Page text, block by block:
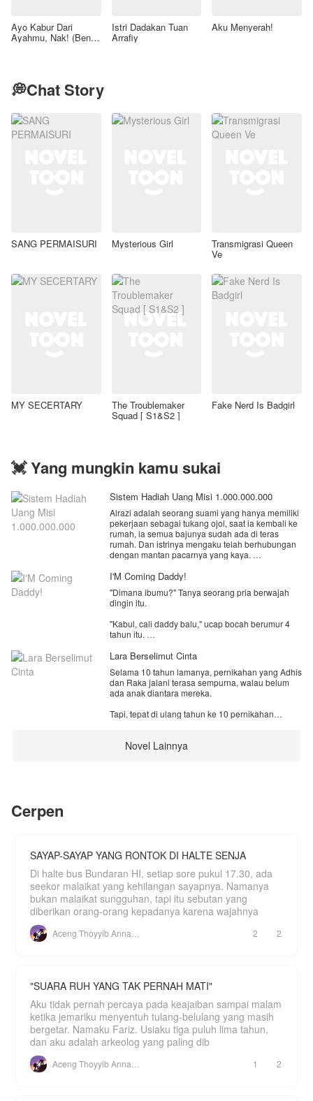
Ayo Kabur Dari
Ayahmu, Nak! (Benih
Istri Dadakan Tuan
Arrafiy
Aku Menyerah!
💭Chat Story
SANG PERMAISURI Mysterious Girl Transmigrasi Queen
Ve
MY SECERTARY The Troublemaker
Squad [ S1&S2 ]
Fake Nerd Is Badgirl
💓 Yang mungkin kamu sukai
Sistem Hadiah Uang Misi 1.000.000.000
Alrazi adalah seorang suami yang hanya memiliki
pekerjaan sebagai tukang ojol, saat ia kembali ke
rumah, ia semua bajunya sudah ada di teras
rumah. Dan istrinya mengaku telah berhubungan
dengan mantan pacarnya yang kaya.
Ia di usir dari rumah, dan motornya di ambil,
sengaja ia menendang sebuah kotak misterius,
yang ternyata ada sistem.
Dengan adanya sistem, hidupnya berubah total
menjadi lebih baik.
I'M Coming Daddy!
"Dimana ibumu?" Tanya seorang pria berwajah
dingin itu.
"Kabul, cali daddy balu," ucap bocah berumur 4
tahun itu.
mencari ayah kandungnya. Hingga dia bertemu
dengan Gilbert Ray Greyson, pria dingin dan
datar. Yang ternyata adalah ayah kandung dari
sangat keterlaluan Emily!" Bentak Gilbert pada
tahun lamanya? Apakah usaha Revin untuk
dan harus hidup pada salah satunya?
Yang kepo langsung cusss baca aja, di jamin
kucu, baper, sedih, campur aduk deh.
KARANGAN DARI AUTHOR. BUKAN K
Lara Berselimut Cinta
Selama 10 tahun lamanya, pernikahan yang Adhis
dan Raka jalani terasa sempurna, walau belum
ada anak diantara mereka.
Tapi, tepat di ulang tahun ke 10 pernikahan
Masihkah Adhis bertahan dalam peliknya kisah
Novel Lainnya
Cerpen
SAYAP-SAYAP YANG RONTOK DI HALTE SENJA
Di halte bus Bundaran HI, setiap sore pukul 17.30, ada
seekor malaikat yang kehilangan sayapnya. Namanya
bukan malaikat sungguhan, tapi itu sebutan yang
diberikan orang-orang kepadanya karena wajahnya
2 2
"SUARA RUH YANG TAK PERNAH MATI"
Aku tidak pernah percaya pada keajaiban sampai malam
ketika jemariku menyentuh tulang-belulang yang masih
bergetar. Namaku Fariz. Usiaku tiga puluh lima tahun,
dan aku adalah arkeolog yang paling dib
1 2